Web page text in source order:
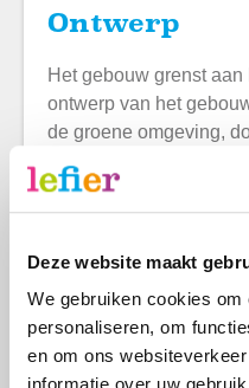
Deze website maakt
We gebruiken cookies
personaliseren, om
en om ons
Ontwerp
Het gebouw grenst
ontwerp van het
de groene omgeving,
achterliggende groen.
wordt nog heringericht
gebied ontstaat.
Lefier investeert in nieuwbouw en
renovatie